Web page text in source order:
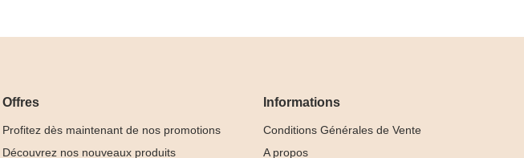
Offres
Profitez dès maintenant de nos promotions
Découvrez nos nouveaux produits
Informations
Conditions Générales de Vente
A propos